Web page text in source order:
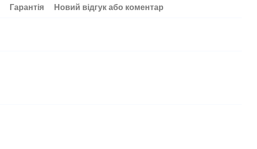
Гарантія Новий відгук або коментар